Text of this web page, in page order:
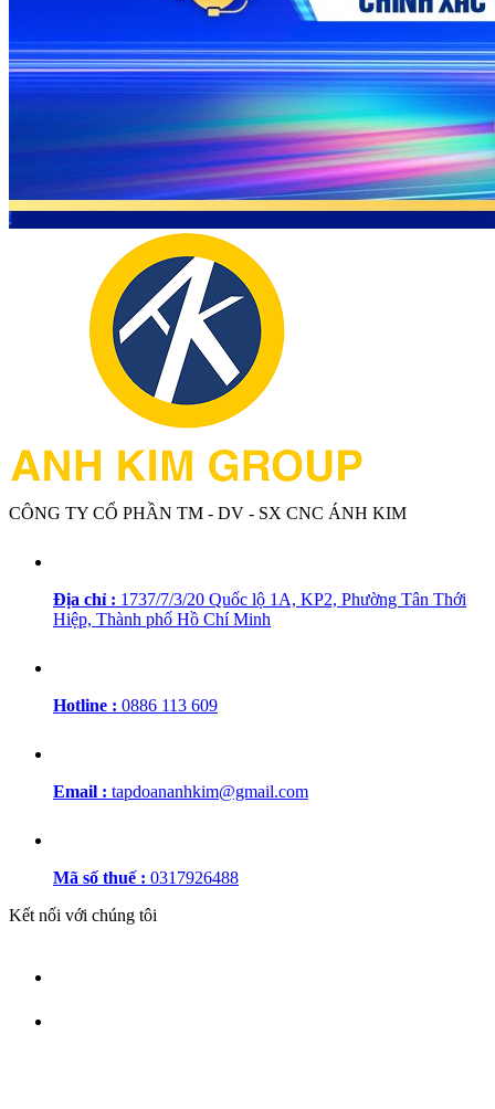
CÔNG TY CỔ PHẦN TM - DV - SX CNC ÁNH KIM
Địa chỉ : 1737/7/3/20 Quốc lộ 1A, KP2, Phường Tân Thới
Hiệp, Thành phố Hồ Chí Minh
Hotline : 0886 113 609
Email : tapdoananhkim@gmail.com
Mã số thuế : 0317926488
Kết nối với chúng tôi